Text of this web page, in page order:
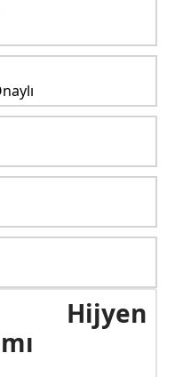
Hijyen